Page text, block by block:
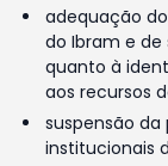
adequação
do Ibram e de
quanto à
aos recursos
suspensão
institucionais